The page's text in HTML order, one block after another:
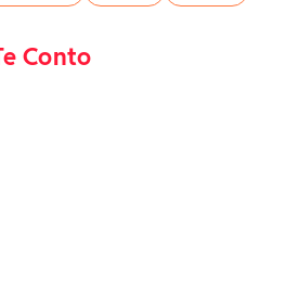
Conto